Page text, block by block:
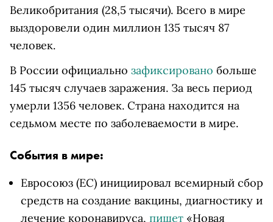
Великобритания (28,5 тысячи). Всего в мире
выздоровели один миллион 135 тысяч 87
человек.
В России официально зафиксировано больше
145 тысяч случаев заражения. За весь период
умерли 1356 человек. Страна находится на
седьмом месте по заболеваемости в мире.
События в мире:
Евросоюз (ЕС) инициировал всемирный сбор
средств на создание вакцины, диагностику и
лечение коронавируса, пишет «Новая